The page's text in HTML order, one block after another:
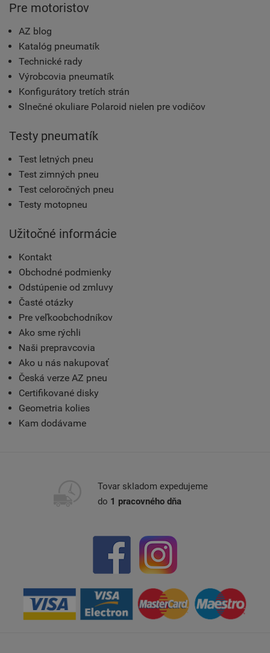
Pre motoristov
AZ blog
Katalóg pneumatík
Technické rady
Výrobcovia pneumatík
Konfigurátory tretích strán
Slnečné okuliare Polaroid nielen pre vodičov
Testy pneumatík
Test letných pneu
Test zimných pneu
Test celoročných pneu
Testy motopneu
Užitočné informácie
Kontakt
Obchodné podmienky
Odstúpenie od zmluvy
Časté otázky
Pre veľkoobchodníkov
Ako sme rýchli
Naši prepravcovia
Ako u nás nakupovať
Česká verze AZ pneu
Certifikované disky
Geometria kolies
Kam dodávame
Tovar skladom expedujeme
do 1 pracovného dňa